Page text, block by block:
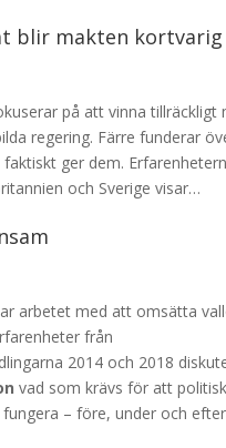
blir makten kortvarig
på att vinna tillräckligt
regering. Färre funderar
ger dem.
och Sverige visar…
arbetet med att omsätta
från
2014 och 2018
vad som krävs för att
– före, under och efter